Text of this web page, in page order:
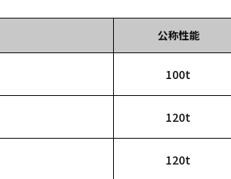
公称性能
100t
120t
120t